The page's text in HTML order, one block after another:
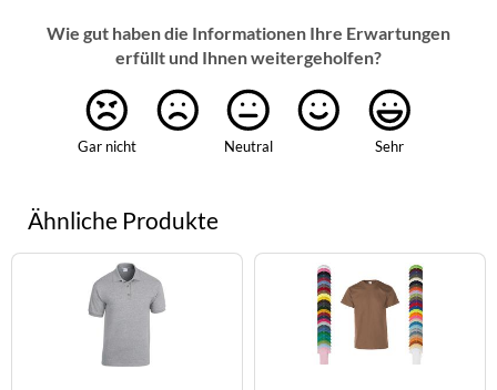
Wie gut haben die Informationen Ihre Erwartungen
erfüllt und Ihnen weitergeholfen?
Gar nicht Neutral Sehr
Ähnliche Produkte